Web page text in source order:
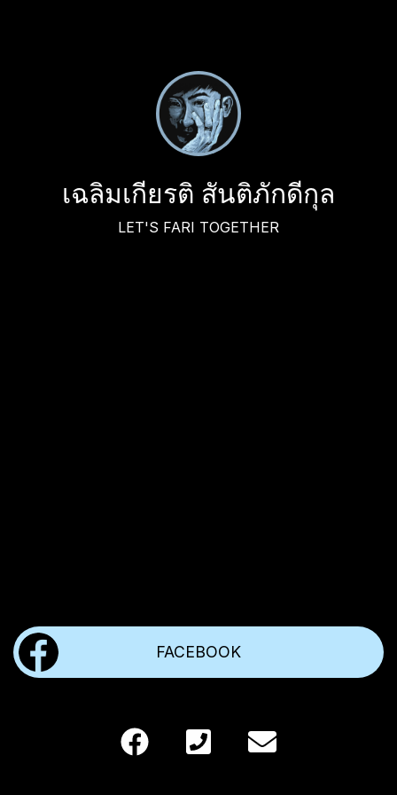
เฉลิมเกียรติ สันติภักดีกุล
LET'S FARI TOGETHER
FACEBOOK